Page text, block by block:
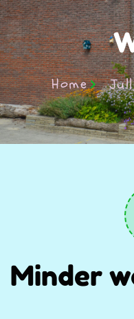
Home
Minder